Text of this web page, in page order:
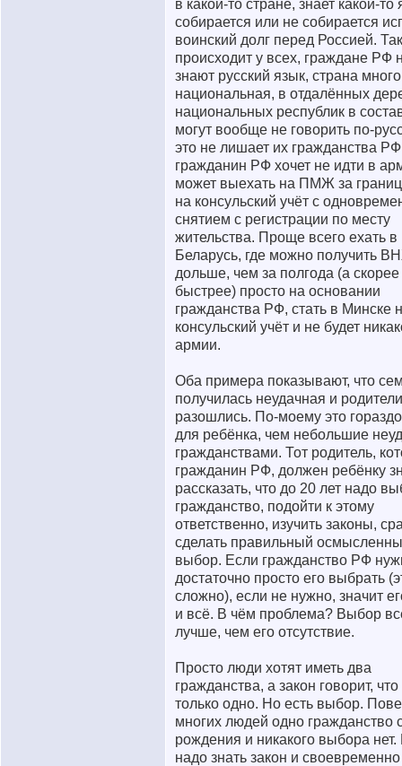
в какой-то стране, знает какой-то
собирается или не собирается
воинский долг перед Россией. Так
происходит у всех, граждане РФ
знают русский язык, страна много
национальная, в отдалённых
национальных республик в
могут вообще не говорить по-
это не лишает их гражданства
гражданин РФ хочет не идти в
может выехать на ПМЖ за
на консульский учёт с
снятием с регистрации по месту
жительства. Проще всего ехать в
Беларусь, где можно получить
дольше, чем за полгода (а скорее
быстрее) просто на основании
гражданства РФ, стать в Минске
консульский учёт и не будет
армии.
Оба примера показывают, что
получилась неудачная и родители
разошлись. По-моему это
для ребёнка, чем небольшие
гражданствами. Тот родитель,
гражданин РФ, должен ребёнку
рассказать, что до 20 лет надо
гражданство, подойти к этому
ответственно, изучить законы,
сделать правильный
выбор. Если гражданство РФ
достаточно просто его выбрать
сложно), если не нужно, значит
и всё. В чём проблема? Выбор
лучше, чем его отсутствие.
Просто люди хотят иметь два
гражданства, а закон говорит, что
только одно. Но есть выбор.
многих людей одно гражданство
рождения и никакого выбора нет.
надо знать закон и своевременно